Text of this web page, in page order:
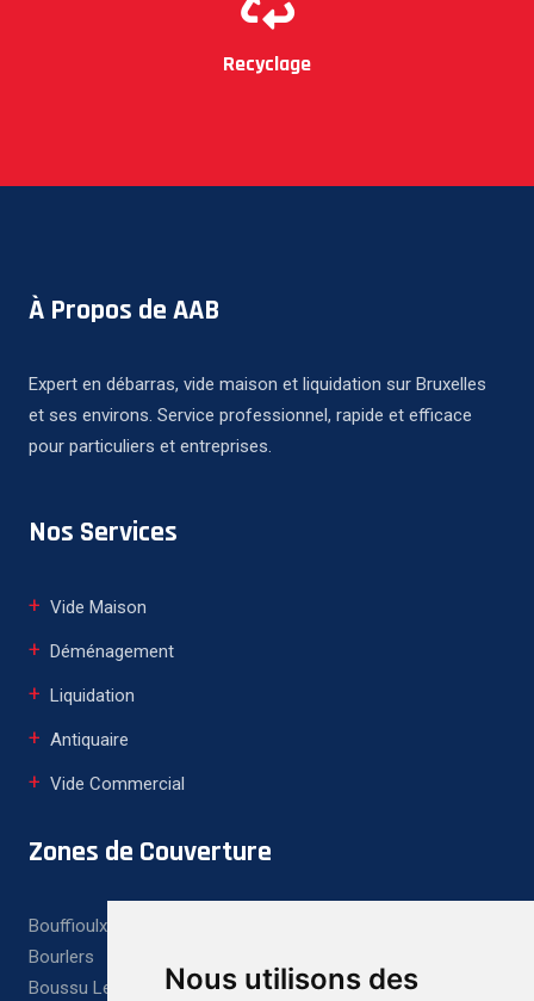
Nous utilisons des
Recyclage
À Propos de AAB
Expert en débarras, vide maison et liquidation sur Bruxelles
et ses environs. Service professionnel, rapide et efficace
pour particuliers et entreprises.
Nos Services
Vide Maison
Déménagement
Liquidation
Antiquaire
Vide Commercial
Zones de Couverture
Bouffioulx
Bourlers
Boussu Lez Walcourt